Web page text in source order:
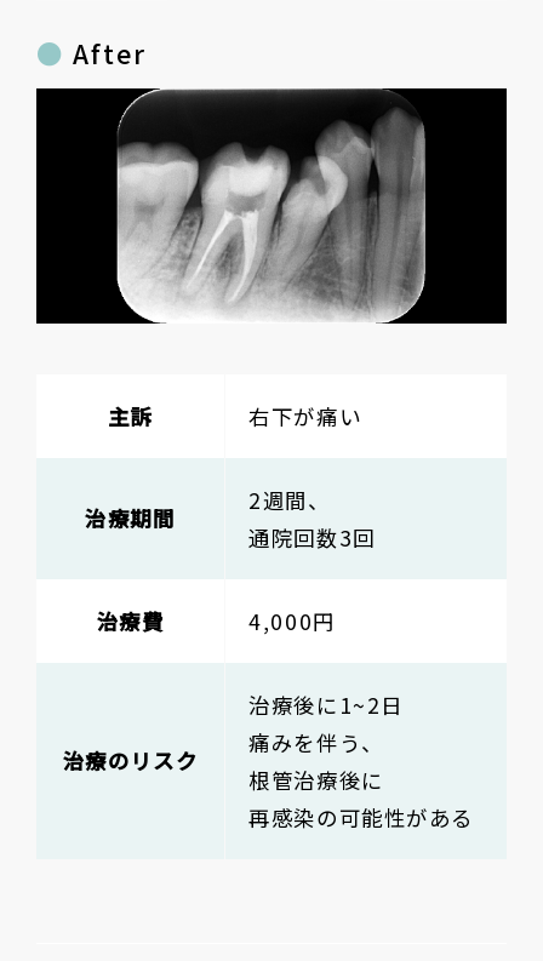
After
主訴 右下が痛い
治療期間
2週間、
通院回数3回
治療費 4,000円
治療のリスク
治療後に1~2日
痛みを伴う、
根管治療後に
再感染の可能性がある